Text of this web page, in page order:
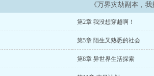
《万界灾劫副本，
第2章 我没想穿越啊！
第5章 陌生又熟悉的社会
第8章 异世界生活探索